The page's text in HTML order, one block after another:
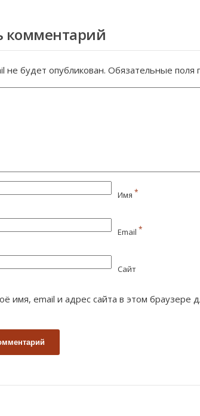
комментарий
не будет опубликован. Обязательные поля
Имя *
Email *
Сайт
имя, email и адрес сайта в этом браузере